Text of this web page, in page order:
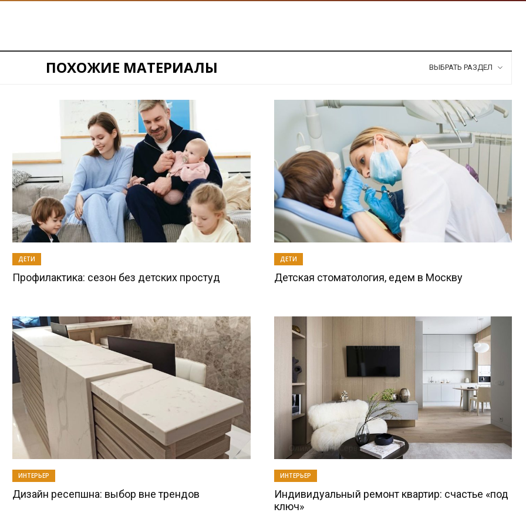
ПОХОЖИЕ МАТЕРИАЛЫ ВЫБРАТЬ РАЗДЕЛ
ДЕТИ
Профилактика: сезон без детских простуд
ДЕТИ
Детская стоматология, едем в Москву
ИНТЕРЬЕР
Дизайн ресепшна: выбор вне трендов
ИНТЕРЬЕР
Индивидуальный ремонт квартир: счастье «под
ключ»